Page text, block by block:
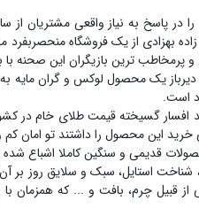
بهزادی از یک فروشگاه منحصربفرد
ترین بازیگران این صحنه با بیش از 30 نمایندگی در سراسر
دیرباز یک محصول لوکس و گران
است.
افسار گسیخته قیمت طلای خام در
خرید این محصول را داشتند تو امان
قدیمی و سنگین کاملا
شناخت استایل، سبک و سلایق روز بر
چرم، بافت و ... که همزمان با